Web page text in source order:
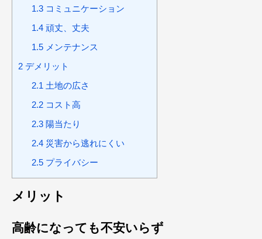
1.3コミュニケーション
1.4頑丈、丈夫
1.5メンテナンス
2 デメリット
2.1 土地の広さ
2.2コスト高
2.3陽当たり
2.4災害から逃れにくい
2.5プライバシー
メリット
高齢になっても不安いらず